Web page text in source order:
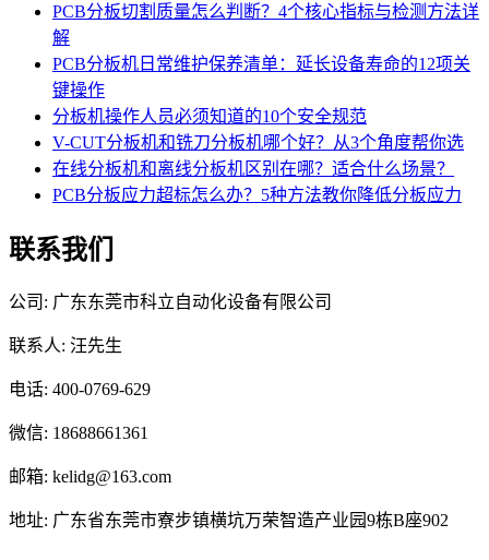
PCB分板切割质量怎么判断？4个核心指标与检测方法详
解
PCB分板机日常维护保养清单：延长设备寿命的12项关
键操作
分板机操作人员必须知道的10个安全规范
V-CUT分板机和铣刀分板机哪个好？从3个角度帮你选
在线分板机和离线分板机区别在哪？适合什么场景？
PCB分板应力超标怎么办？5种方法教你降低分板应力
联系我们
公司: 广东东莞市科立自动化设备有限公司
联系人: 汪先生
电话: 400-0769-629
微信: 18688661361
邮箱: kelidg@163.com
地址: 广东省东莞市寮步镇横坑万荣智造产业园9栋B座902